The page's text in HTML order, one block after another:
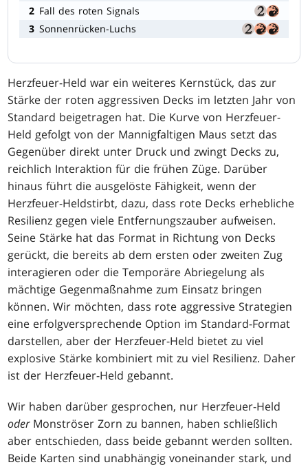
2 Fall des roten Signals
3 Sonnenrücken-Luchs
Herzfeuer-Held war ein weiteres Kernstück, das zur
Stärke der roten aggressiven Decks im letzten Jahr von
Standard beigetragen hat. Die Kurve von Herzfeuer-
Held gefolgt von der Mannigfaltigen Maus setzt das
Gegenüber direkt unter Druck und zwingt Decks zu,
reichlich Interaktion für die frühen Züge. Darüber
hinaus führt die ausgelöste Fähigkeit, wenn der
Herzfeuer-Heldstirbt, dazu, dass rote Decks erhebliche
Resilienz gegen viele Entfernungszauber aufweisen.
Seine Stärke hat das Format in Richtung von Decks
gerückt, die bereits ab dem ersten oder zweiten Zug
interagieren oder die Temporäre Abriegelung als
mächtige Gegenmaßnahme zum Einsatz bringen
können. Wir möchten, dass rote aggressive Strategien
eine erfolgversprechende Option im Standard-Format
darstellen, aber der Herzfeuer-Held bietet zu viel
explosive Stärke kombiniert mit zu viel Resilienz. Daher
ist der Herzfeuer-Held gebannt.
Wir haben darüber gesprochen, nur Herzfeuer-Held
oderMonströser Zorn zu bannen, haben schließlich
aber entschieden, dass beide gebannt werden sollten.
Beide Karten sind unabhängig voneinander stark, und